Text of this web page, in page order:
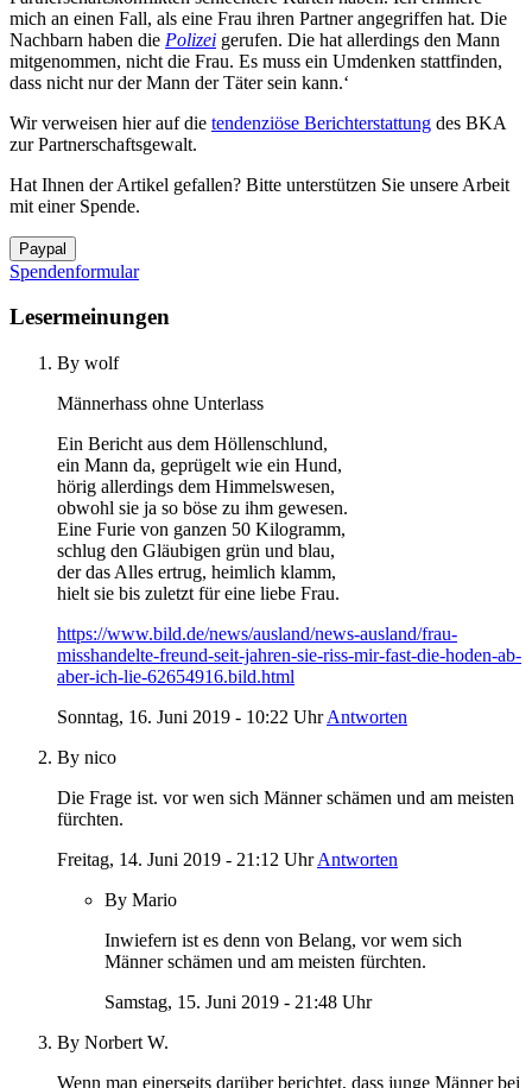
mich an einen Fall, als eine Frau ihren Partner angegriffen hat. Die
Nachbarn haben die Polizei gerufen. Die hat allerdings den Mann
mitgenommen, nicht die Frau. Es muss ein Umdenken stattfinden,
dass nicht nur der Mann der Täter sein kann.‘
Wir verweisen hier auf die tendenziöse Berichterstattung des BKA
zur Partnerschaftsgewalt.
Hat Ihnen der Artikel gefallen? Bitte unterstützen Sie unsere Arbeit
mit einer Spende.
Spendenformular
Lesermeinungen
By wolf
Männerhass ohne Unterlass
Ein Bericht aus dem Höllenschlund,
ein Mann da, geprügelt wie ein Hund,
hörig allerdings dem Himmelswesen,
obwohl sie ja so böse zu ihm gewesen.
Eine Furie von ganzen 50 Kilogramm,
schlug den Gläubigen grün und blau,
der das Alles ertrug, heimlich klamm,
hielt sie bis zuletzt für eine liebe Frau.
https://www.bild.de/news/ausland/news-ausland/frau-
misshandelte-freund-seit-jahren-sie-riss-mir-fast-die-hoden-ab-
aber-ich-lie-62654916.bild.html
Sonntag, 16. Juni 2019 - 10:22 Uhr Antworten
By nico
Die Frage ist. vor wen sich Männer schämen und am meisten
fürchten.
Freitag, 14. Juni 2019 - 21:12 Uhr Antworten
By Mario
Inwiefern ist es denn von Belang, vor wem sich
Männer schämen und am meisten fürchten.
Samstag, 15. Juni 2019 - 21:48 Uhr
By Norbert W.
Wenn man einerseits darüber berichtet, dass junge Männer bei